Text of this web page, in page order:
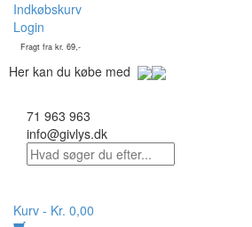
Indkøbskurv
Login
Fragt fra kr. 69,-
Her kan du købe med
71 963 963
info@givlys.dk
Kurv - Kr. 0,00